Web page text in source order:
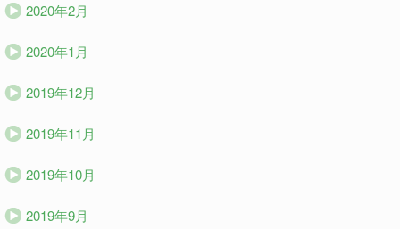
2020年2月
2020年1月
2019年12月
2019年11月
2019年10月
2019年9月